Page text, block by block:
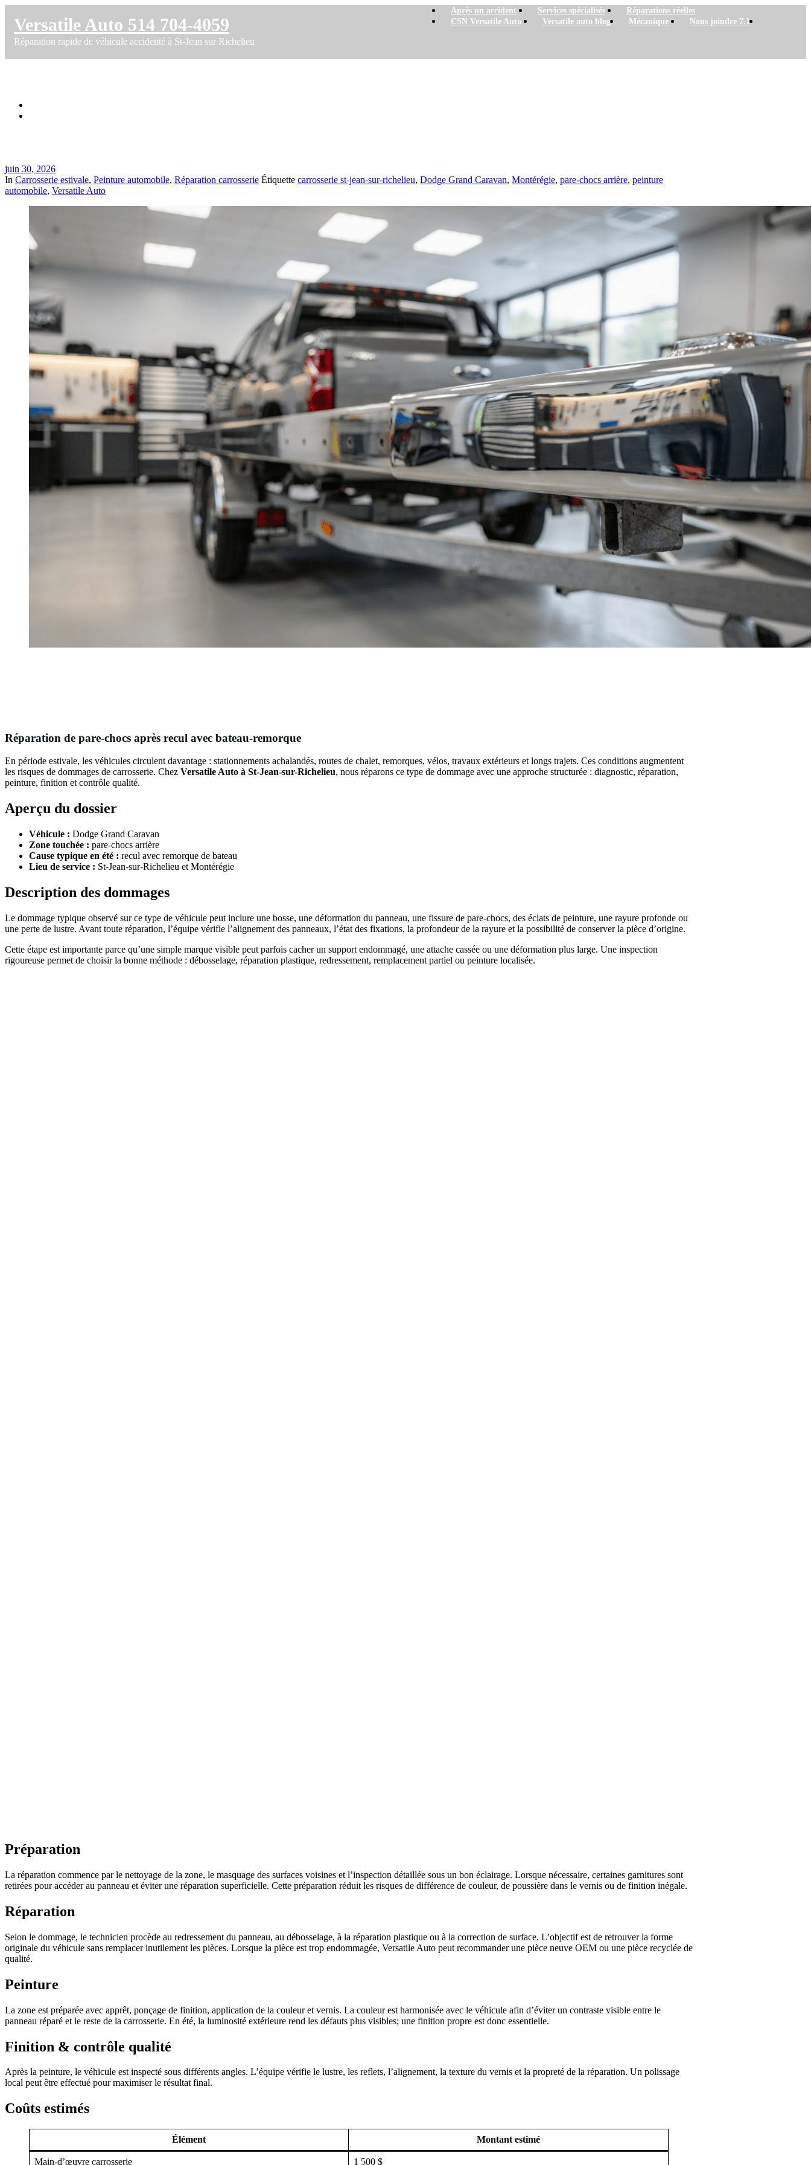
Versatile Auto 514 704-4059
Réparation rapide de véhicule accidenté à St-Jean sur Richelieu
Après un accident Services spécialisés
Réparations réelles
CSN Versatile Auto
Versatile auto blog Mécanique Nous joindre 7.1
juin 30, 2026
In Carrosserie estivale, Peinture automobile, Réparation carrosserie Étiquette carrosserie st-jean-sur-richelieu, Dodge Grand Caravan, Montérégie, pare-chocs arrière, peinture
automobile, Versatile Auto
Réparation de pare-chocs après recul avec bateau-remorque
En période estivale, les véhicules circulent davantage : stationnements achalandés, routes de chalet, remorques, vélos, travaux extérieurs et longs trajets. Ces conditions augmentent
les risques de dommages de carrosserie. Chez Versatile Auto à St-Jean-sur-Richelieu, nous réparons ce type de dommage avec une approche structurée : diagnostic, réparation,
peinture, finition et contrôle qualité.
Aperçu du dossier
Véhicule : Dodge Grand Caravan
Zone touchée : pare-chocs arrière
Cause typique en été : recul avec remorque de bateau
Lieu de service : St-Jean-sur-Richelieu et Montérégie
Description des dommages
Le dommage typique observé sur ce type de véhicule peut inclure une bosse, une déformation du panneau, une fissure de pare-chocs, des éclats de peinture, une rayure profonde ou
une perte de lustre. Avant toute réparation, l’équipe vérifie l’alignement des panneaux, l’état des fixations, la profondeur de la rayure et la possibilité de conserver la pièce d’origine.
Cette étape est importante parce qu’une simple marque visible peut parfois cacher un support endommagé, une attache cassée ou une déformation plus large. Une inspection
rigoureuse permet de choisir la bonne méthode : débosselage, réparation plastique, redressement, remplacement partiel ou peinture localisée.
Préparation
La réparation commence par le nettoyage de la zone, le masquage des surfaces voisines et l’inspection détaillée sous un bon éclairage. Lorsque nécessaire, certaines garnitures sont
retirées pour accéder au panneau et éviter une réparation superficielle. Cette préparation réduit les risques de différence de couleur, de poussière dans le vernis ou de finition inégale.
Réparation
Selon le dommage, le technicien procède au redressement du panneau, au débosselage, à la réparation plastique ou à la correction de surface. L’objectif est de retrouver la forme
originale du véhicule sans remplacer inutilement les pièces. Lorsque la pièce est trop endommagée, Versatile Auto peut recommander une pièce neuve OEM ou une pièce recyclée de
qualité.
Peinture
La zone est préparée avec apprêt, ponçage de finition, application de la couleur et vernis. La couleur est harmonisée avec le véhicule afin d’éviter un contraste visible entre le
panneau réparé et le reste de la carrosserie. En été, la luminosité extérieure rend les défauts plus visibles; une finition propre est donc essentielle.
Finition & contrôle qualité
Après la peinture, le véhicule est inspecté sous différents angles. L’équipe vérifie le lustre, les reflets, l’alignement, la texture du vernis et la propreté de la réparation. Un polissage
local peut être effectué pour maximiser le résultat final.
Coûts estimés
Élément Montant estimé
Main-d’œuvre carrosserie 1 500 $